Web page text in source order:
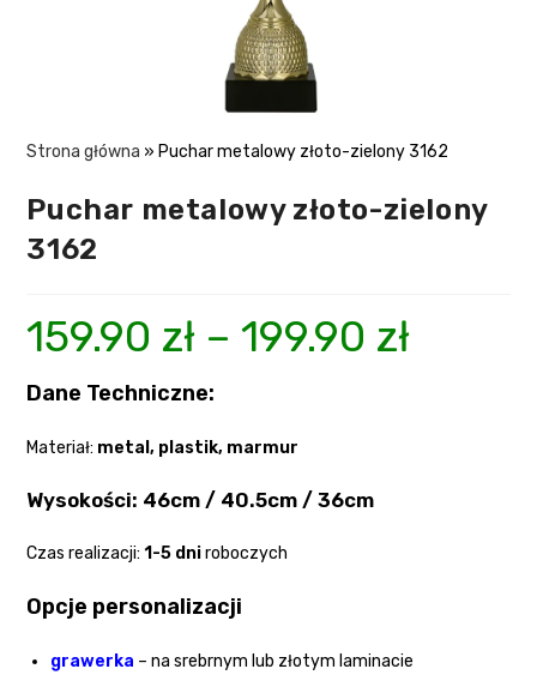
Strona główna » Puchar metalowy złoto-zielony 3162
Puchar metalowy złoto-zielony
3162
159.90 zł – 199.90 zł
Dane Techniczne:
Materiał: metal, plastik, marmur
Wysokości: 46cm / 40.5cm / 36cm
Czas realizacji:1-5 dniroboczych
Opcje personalizacji
grawerka – na srebrnym lub złotym laminacie